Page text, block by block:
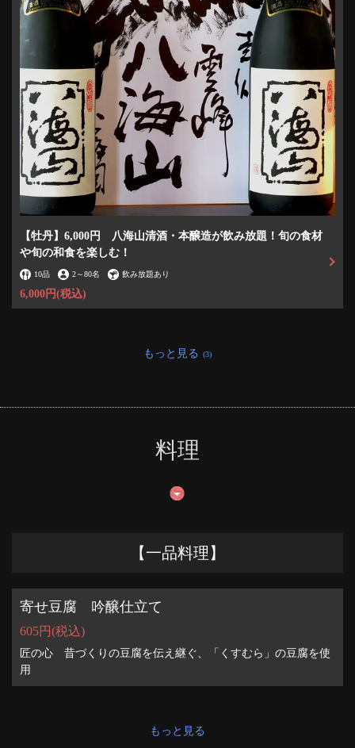
【牡丹】6,000円 八海山清酒・本醸造が飲み放題！旬の食材
や旬の和食を楽しむ！
10品 2～80名 飲み放題あり
6,000円(税込)
もっと見る (3)
料理
【一品料理】
寄せ豆腐 吟醸仕立て
605円(税込)
匠の心 昔づくりの豆腐を伝え継ぐ、「くすむら」の豆腐を使
用
もっと見る
この店舗情報をシェアする
八海山越後屋 名古屋店
愛知県名古屋市中村区名駅３-12-15 1F
https://om-hakkaisan.owst.jp/
閉じる